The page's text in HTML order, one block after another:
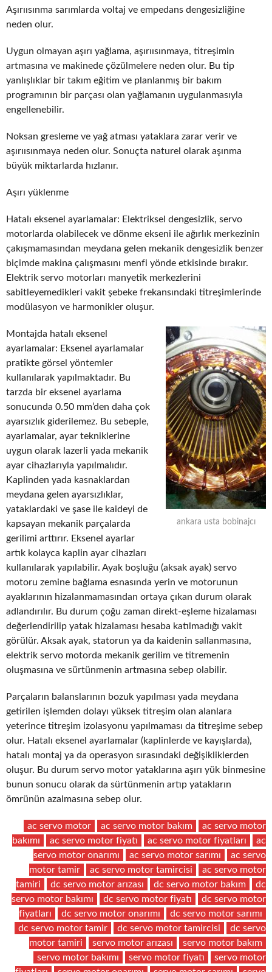
Aşırıısınma sarımlarda voltaj ve empedans dengesizliğine
neden olur.
Uygun olmayan aşırı yağlama, aşırıısınmaya, titreşimin
artmasına ve makinede çözülmelere neden olur. Bu tip
yanlışlıklar bir takım eğitim ve planlanmış bir bakım
programının bir parçası olan yağlamanın uygulanmasıyla
engellenebilir.
Noksan gresleme ve yağ atması yataklara zarar verir ve
aşırıısınmaya neden olur. Sonuçta naturel olarak aşınma
büyük miktarlarda hızlanır.
Aşırı yüklenme
Hatalı eksenel ayarlamalar: Elektriksel dengesizlik, servo
motorlarda olabilecek ve dönme ekseni ile ağırlık merkezinin
çakışmamasından meydana gelen mekanik dengesizlik benzer
biçimde makina çalışmasını menfi yönde etkisinde bırakır.
Elektrik servo motorları manyetik merkezlerini
sabitleyemedikleri vakit şebeke frekansındaki titreşimlerinde
modülasyon ve harmonikler oluşur.
ankara usta bobinajcı
Montajda hatalı eksenel
ayarlamalar: Eksenel ayarlamalar
pratikte görsel yöntemler
kullanılarak yapılmaktadır. Bu
tarzda bir eksenel ayarlama
sonucunda 0.50 mm’den daha çok
ayarsızlık giderilemez. Bu sebeple,
ayarlamalar, ayar tekniklerine
uygun olarak lazerli yada mekanik
ayar cihazlarıyla yapılmalıdır.
Kaplinden yada kasnaklardan
meydana gelen ayarsızlıklar,
yataklardaki ve şase ile kaideyi de
kapsayan mekanik parçalarda
gerilimi arttırır. Eksenel ayarlar
artık kolayca kaplin ayar cihazları
kullanılarak yapılabilir. Ayak boşluğu (aksak ayak) servo
motoru zemine bağlama esnasında yerin ve motorunun
ayaklarının hizalanmamasından ortaya çıkan durum olarak
adlandırılır. Bu durum çoğu zaman direkt-eşleme hizalaması
değerlendirilip yatak hizalaması hesaba katılmadığı vakit
görülür. Aksak ayak, statorun ya da kaidenin sallanmasına,
elektrik servo motorda mekanik gerilim ve titremenin
oluşmasına ve sürtünmenin artmasına sebep olabilir.
Parçaların balanslarının bozuk yapılması yada meydana
getirilen işlemden dolayı yüksek titreşim olan alanlara
yeterince titreşim izolasyonu yapılmaması da titreşime sebep
olur. Hatalı eksenel ayarlamalar (kaplinlerde ve kayışlarda),
hatalı montaj ya da operasyon sırasındaki değişikliklerden
oluşur. Bu durum servo motor yataklarına aşırı yük binmesine
bunun sonucu olarak da sürtünmenin artıp yatakların
ömrünün azalmasına sebep olur.
ac servo motor ac servo motor bakım
ac servo motor
bakımı
ac servo motor fiyatı ac servo motor fiyatları
ac
servo motor onarımı
ac servo motor sarımı
ac servo
motor tamir
ac servo motor tamircisi
ac servo motor
tamiri
dc servo motor arızası dc servo motor bakım
dc
servo motor bakımı
dc servo motor fiyatı
dc servo motor
fiyatları
dc servo motor onarımı
dc servo motor sarımı
dc servo motor tamir
dc servo motor tamircisi
dc servo
motor tamiri
servo motor arızası
servo motor bakım
servo motor bakımı
servo motor fiyatı
servo motor